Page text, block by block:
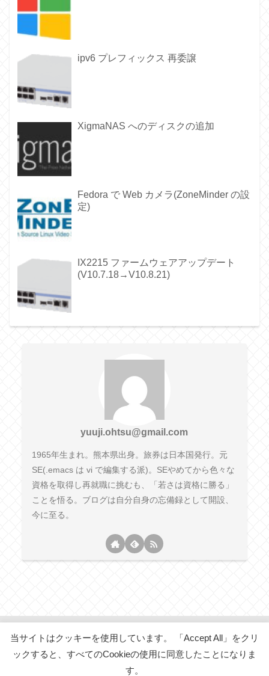
ipv6 プレフィックス 再委譲
XigmaNAS へのディスクの追加
Fedora で Web カメラ(ZoneMinder の設
定)
IX2215 ファームウェアアップデート
(V10.7.18→V10.8.21)
yuuji.ohtsu@gmail.com
1965年生まれ。熊本県出身。旅券は日本国発行。元
SE(.emacs は vi で編集する派)。SEやめてから色々な
資格を取得し再就職に挑むも、「若さは資格に勝る」
ことを悟る。ブログは自分自身の忘備録として開設、
今に至る。
五十代からの「・・・・・」
当サイトはクッキーを使用しています。 「Accept All」をクリ
ックすると、すべてのCookieの使用に同意したことになりま
す。